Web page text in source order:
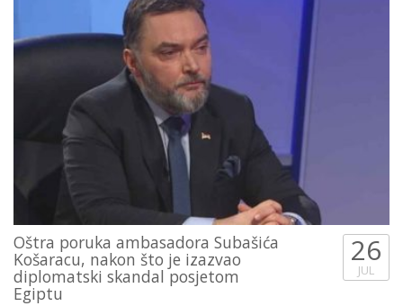
Oštra poruka ambasadora Subašića
Košaracu, nakon što je izazvao
diplomatski skandal posjetom
Egiptu
26
JUL